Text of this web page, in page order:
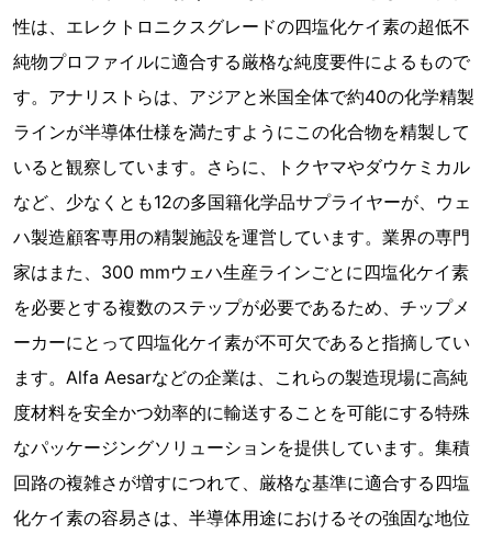
性は、エレクトロニクスグレードの四塩化ケイ素の超低不
純物プロファイルに適合する厳格な純度要件によるもので
す。アナリストらは、アジアと米国全体で約40の化学精製
ラインが半導体仕様を満たすようにこの化合物を精製して
いると観察しています。さらに、トクヤマやダウケミカル
など、少なくとも12の多国籍化学品サプライヤーが、ウェ
ハ製造顧客専用の精製施設を運営しています。業界の専門
家はまた、300 mmウェハ生産ラインごとに四塩化ケイ素
を必要とする複数のステップが必要であるため、チップメ
ーカーにとって四塩化ケイ素が不可欠であると指摘してい
ます。Alfa Aesarなどの企業は、これらの製造現場に高純
度材料を安全かつ効率的に輸送することを可能にする特殊
なパッケージングソリューションを提供しています。集積
回路の複雑さが増すにつれて、厳格な基準に適合する四塩
化ケイ素の容易さは、半導体用途におけるその強固な地位